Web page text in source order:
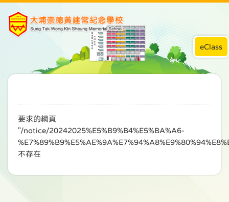
eClass
要求的網頁
"/notice/20242025%E5%B9%B4%E5%BA%A6-
不存在